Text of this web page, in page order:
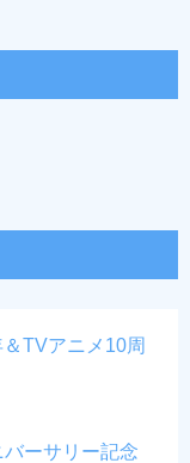
TVアニメ10周
バーサリー記念